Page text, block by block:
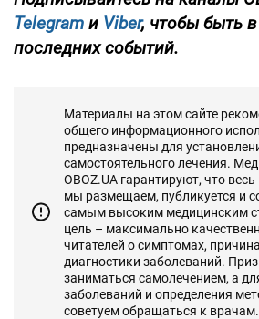
Telegram и Viber, чтобы быть
последних событий.
Материалы на этом сайте
общего информационного
предназначены для
самостоятельного лечения.
OBOZ.UA гарантируют, что
мы размещаем, публикуется и
самым высоким медицинским
цель – максимально
читателей о симптомах,
диагностики заболеваний.
заниматься самолечением, а
заболеваний и определения
советуем обращаться к врачам.